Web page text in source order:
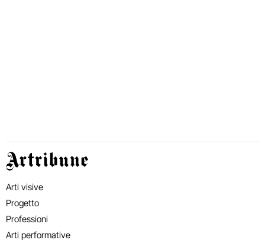
Artribune
Arti visive
Progetto
Professioni
Arti performative